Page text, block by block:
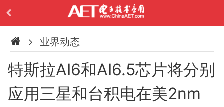
业界动态
特斯拉AI6和AI6.5芯片将分别
应用三星和台积电在美2nm